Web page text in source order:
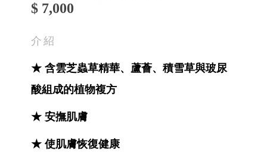
$ 7,000
介紹
★ 含雲芝蟲草精華、蘆薈、積雪草與玻尿
酸組成的植物複方
★ 安撫肌膚
★ 使肌膚恢復健康